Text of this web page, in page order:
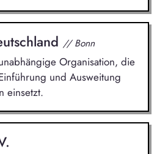
// Bonn
Organisation, die
und Ausweitung
einsetzt.